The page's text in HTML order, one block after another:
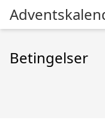
Betingelser